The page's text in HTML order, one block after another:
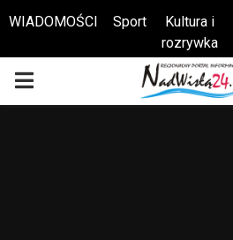
Otwórz pasek narzędzi
WIADOMOŚCI Sport
Kultura i
rozrywka
PRIMARY